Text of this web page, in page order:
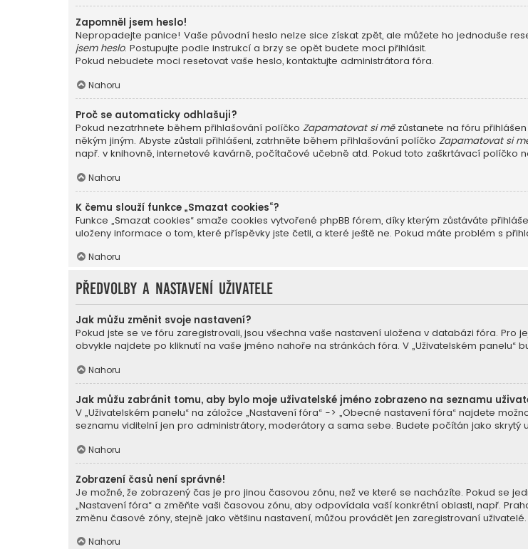
Zapomněl jsem heslo!
Nepropadejte panice! Vaše původní heslo nelze sice získat zpět, ale můžete ho jednoduše
jsem heslo. Postupujte podle instrukcí a brzy se opět budete moci přihlásit.
Pokud nebudete moci resetovat vaše heslo, kontaktujte administrátora fóra.
Nahoru
Proč se automaticky odhlašuji?
Pokud nezatrhnete během přihlašování políčko Zapamatovat si mězůstanete na fóru
někým jiným. Abyste zůstali přihlášeni, zatrhněte během přihlašování políčko Zapamatovat si
např. v knihovně, internetové kavárně, počítačové učebně atd. Pokud toto zaškrtávací políčko
Nahoru
K čemu slouží funkce „Smazat cookies“?
Funkce „Smazat cookies“ smaže cookies vytvořené phpBB fórem, díky kterým zůstáváte
uloženy informace o tom, které příspěvky jste četli, a které ještě ne. Pokud máte problém s
Nahoru
Předvolby a nastavení uživatele
Jak můžu změnit svoje nastavení?
Pokud jste se ve fóru zaregistrovali, jsou všechna vaše nastavení uložena v databázi fóra. Pro
obvykle najdete po kliknutí na vaše jméno nahoře na stránkách fóra. V „Uživatelském
Nahoru
Jak můžu zabránit tomu, aby bylo moje uživatelské jméno zobrazeno na seznamu
V „Uživatelském panelu“ na záložce „Nastavení fóra“ -> „Obecné nastavení fóra“ najdete
seznamu viditelní jen pro administrátory, moderátory a sama sebe. Budete počítán jako skrytý
Nahoru
Zobrazení časů není správné!
Je možné, že zobrazený čas je pro jinou časovou zónu, než ve které se nacházíte. Pokud se
„Nastavení fóra“ a změňte vaši časovou zónu, aby odpovídala vaší konkrétní oblasti, např.
změnu časové zóny, stejně jako většinu nastavení, můžou provádět jen zaregistrovaní
Nahoru